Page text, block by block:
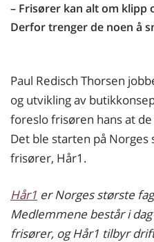
– Frisører kan alt om klipp
Derfor trenger de noen å
Paul Redisch Thorsen
og utvikling av
foreslo frisøren hans at
Det ble starten på
frisører, Hår1.
Hår1 er Norges største
Medlemmene består i
frisører, og Hår1 tilbyr